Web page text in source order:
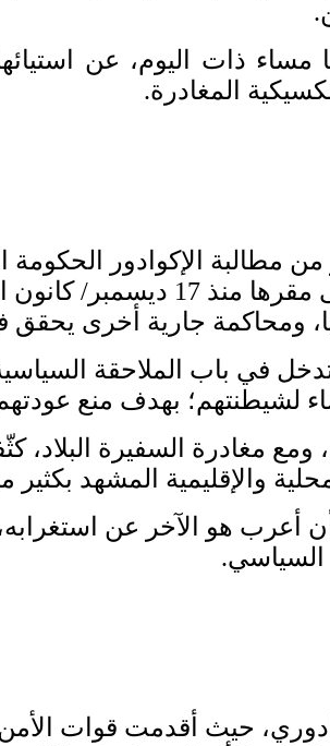
مساء ذات اليوم، عن
المغادرة.
من مطالبة الإكوادور
على نائب الرئيس السابق
ومحاكمة جارية أخرى يحقق
في باب الملاحقة
لشيطنتهم؛ بهدف منع
مغادرة السفيرة البلاد،
والإقليمية المشهد بكثير
أعرب هو الآخر عن
السياسي.
حيث أقدمت قوات